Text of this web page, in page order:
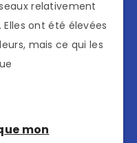
relativement
ont été élevées
mais ce qui les
mon